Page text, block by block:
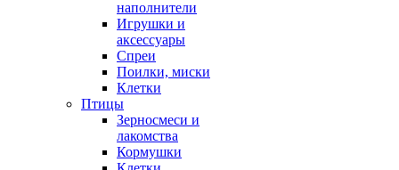
наполнители
Игрушки и
аксессуары
Спреи
Поилки, миски
Клетки
Птицы
Зерносмеси и
лакомства
Кормушки